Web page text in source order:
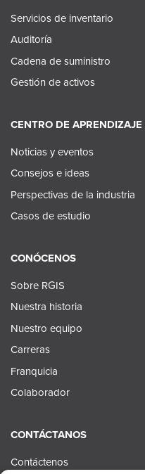
Servicios de inventario
Auditoría
Cadena de suministro
Gestión de activos
CENTRO DE APRENDIZAJE
Noticias y eventos
Consejos e ideas
Perspectivas de la industria
Casos de estudio
CONÓCENOS
Sobre RGIS
Nuestra historia
Nuestro equipo
Carreras
Franquicia
Colaborador
CONTÁCTANOS
Contáctenos